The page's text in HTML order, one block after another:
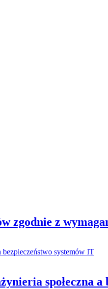
zgodnie z
społeczna a